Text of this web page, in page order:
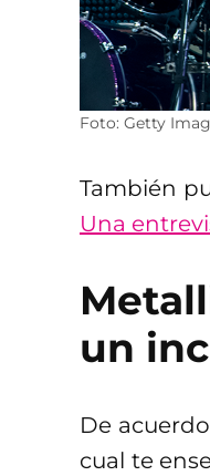
Foto: Getty
También
Una
un
De
cual te